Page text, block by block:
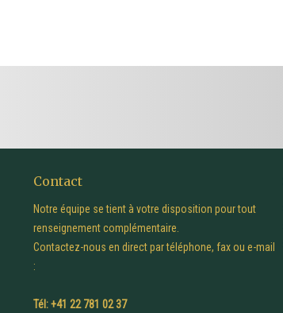
Contact
Notre équipe se tient à votre disposition pour tout
renseignement complémentaire.
Contactez-nous en direct par téléphone, fax ou e-mail
:
Tél: +41 22 781 02 37